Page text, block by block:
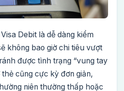
Debit là dễ dàng kiểm
không bao giờ chi tiêu vượt
được tình trạng “vung tay
cũng cực kỳ đơn giản,
niên thường thấp hoặc